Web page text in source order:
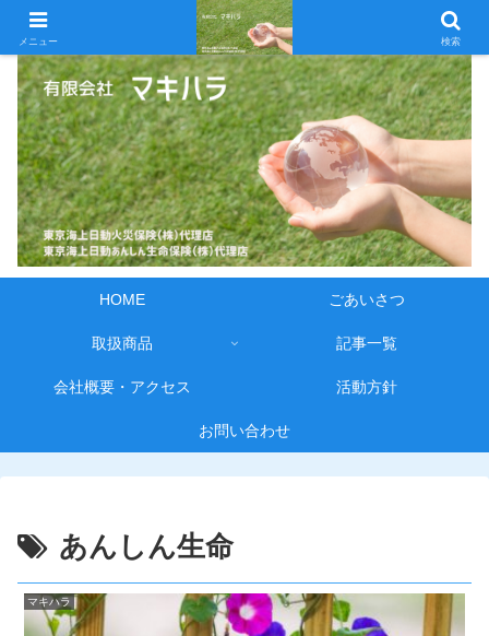
HOME ごあいさつ
取扱商品 記事一覧
会社概要・アクセス 活動方針
お問い合わせ
あんしん生命
マキハラ
メニュー 検索